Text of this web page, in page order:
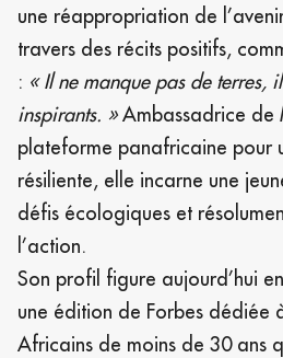
une réappropriation de
travers des récits positifs,
: « Il ne manque pas de terres,
inspirants. »Ambassadrice de
plateforme panafricaine pour
résiliente, elle incarne une
défis écologiques et
l’action.
Son profil figure aujourd’hui
une édition de Forbes dédiée
Africains de moins de 30 ans